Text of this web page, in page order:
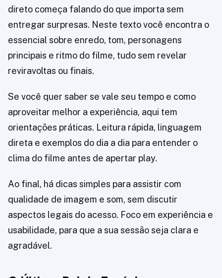
direto começa falando do que importa sem
entregar surpresas. Neste texto você encontra o
essencial sobre enredo, tom, personagens
principais e ritmo do filme, tudo sem revelar
reviravoltas ou finais.
Se você quer saber se vale seu tempo e como
aproveitar melhor a experiência, aqui tem
orientações práticas. Leitura rápida, linguagem
direta e exemplos do dia a dia para entender o
clima do filme antes de apertar play.
Ao final, há dicas simples para assistir com
qualidade de imagem e som, sem discutir
aspectos legais do acesso. Foco em experiência e
usabilidade, para que a sua sessão seja clara e
agradável.